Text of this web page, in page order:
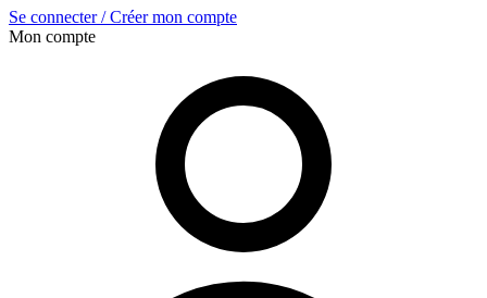
Se connecter / Créer mon compte
Mon compte